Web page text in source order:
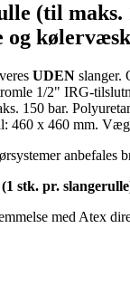
(til maks.
og
UDEN slanger.
1/2" IRG-
150 bar.
460 x 460 mm.
anbefales
stk. pr.
med Atex